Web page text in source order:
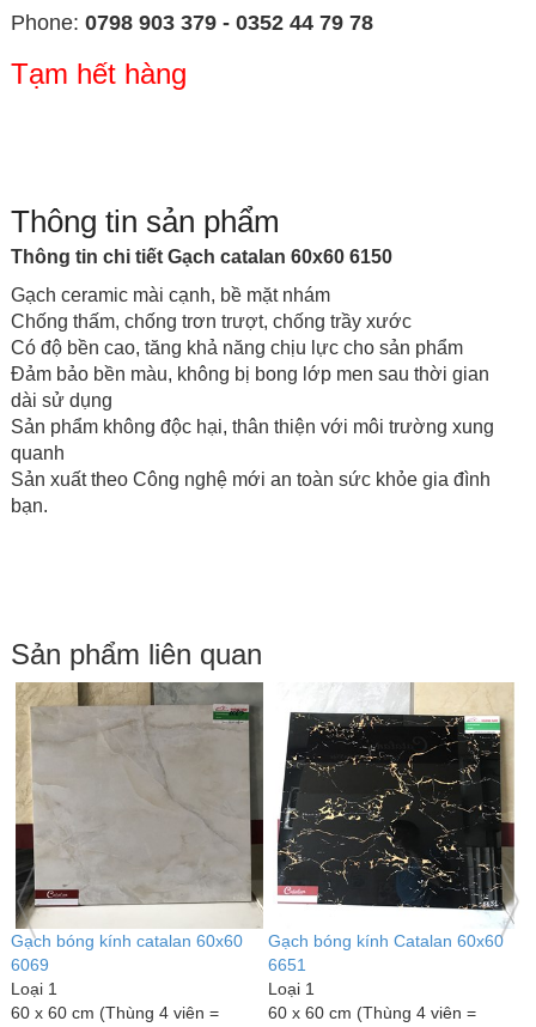
Phone: 0798 903 379 - 0352 44 79 78
Tạm hết hàng
Thông tin sản phẩm
Thông tin chi tiết Gạch catalan 60x60 6150
Gạch ceramic mài cạnh, bề mặt nhám
Chống thấm, chống trơn trượt, chống trầy xước
Có độ bền cao, tăng khả năng chịu lực cho sản phẩm
Đảm bảo bền màu, không bị bong lớp men sau thời gian
dài sử dụng
Sản phẩm không độc hại, thân thiện với môi trường xung
quanh
Sản xuất theo Công nghệ mới an toàn sức khỏe gia đình
bạn.
Sản phẩm liên quan
Gạch bóng kính catalan 60x60
6929
Loại 1
60 x 60 cm (Thùng 4 viên =
Gạch bóng kính catalan 60x60
6607
Loại 1
60 x 60 cm (Thùng 4 viên =